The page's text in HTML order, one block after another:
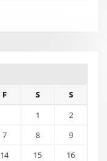
F S
S
1
2
7 8
9
14 15
16